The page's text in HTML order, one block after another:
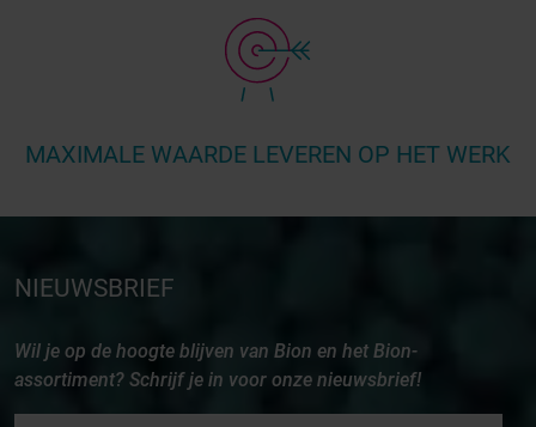
MAXIMALE WAARDE LEVEREN OP HET WERK
NIEUWSBRIEF
Wil je op de hoogte blijven van Bion en het Bion-
assortiment? Schrijf je in voor onze nieuwsbrief!